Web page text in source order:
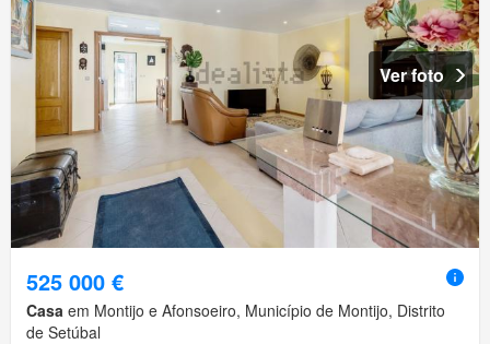
Ver foto
525 000 €
Casa em Montijo e Afonsoeiro, Município de Montijo, Distrito
de Setúbal